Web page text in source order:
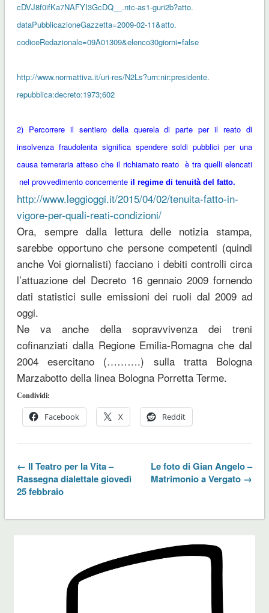
cDVJ8f0ifKa7NAFYI3GcDQ__.ntc-as1-guri2b?atto.
dataPubblicazioneGazzetta=2009-02-11&atto.
codiceRedazionale=09A01309&elenco30giorni=false
http://www.normattiva.it/uri-res/N2Ls?urn:nir:presidente.
repubblica:decreto:1973;602
2) Percorrere il sentiero della querela di parte per il reato di
insolvenza fraudolenta significa spendere soldi pubblici per una
causa temeraria atteso che il richiamato reato è tra quelli elencati
nel provvedimento concernente il regime di tenuità del fatto.
http://www.leggioggi.it/2015/04/02/tenuita-fatto-in-
vigore-per-quali-reati-condizioni/
Ora, sempre dalla lettura delle notizia stampa,
sarebbe opportuno che persone competenti (quindi
anche Voi giornalisti) facciano i debiti controlli circa
l’attuazione del Decreto 16 gennaio 2009 fornendo
dati statistici sulle emissioni dei ruoli dal 2009 ad
oggi.
Ne va anche della sopravvivenza dei treni
cofinanziati dalla Regione Emilia-Romagna che dal
2004 esercitano (……….) sulla tratta Bologna
Marzabotto della linea Bologna Porretta Terme.
Condividi:
Facebook X Reddit
← Il Teatro per la Vita –
Rassegna dialettale giovedì
25 febbraio
Le foto di Gian Angelo –
Matrimonio a Vergato →